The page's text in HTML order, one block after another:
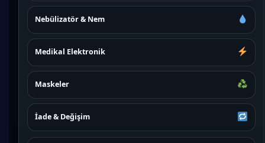
Nebülizatör & Nem
Medikal Elektronik
Maskeler
İade & Değişim